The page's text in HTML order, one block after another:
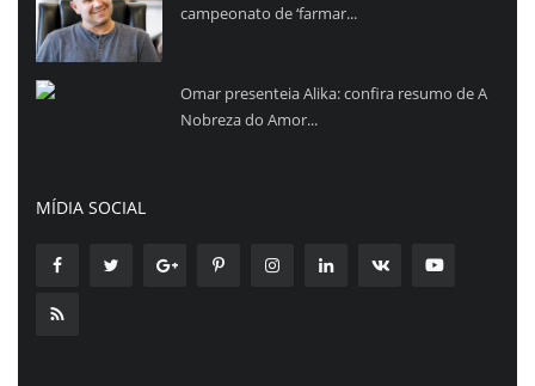
campeonato de ‘farmar...
Omar presenteia Alika: confira resumo de A
Nobreza do Amor...
MÍDIA SOCIAL